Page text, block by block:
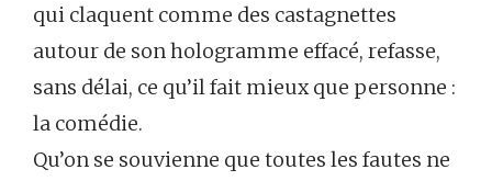
qui claquent comme des castagnettes
autour de son hologramme effacé, refasse,
sans délai, ce qu’il fait mieux que personne :
la comédie.
Qu’on se souvienne que toutes les fautes ne